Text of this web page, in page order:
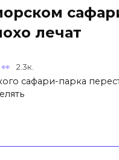
лечат
2.3к.
сафари-парка